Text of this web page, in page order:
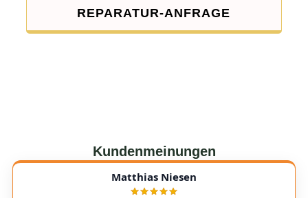
REPARATUR-ANFRAGE
Kundenmeinungen
Matthias Niesen